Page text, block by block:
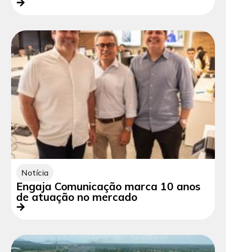
Notícia
Engaja Comunicação marca 10 anos
de atuação no mercado